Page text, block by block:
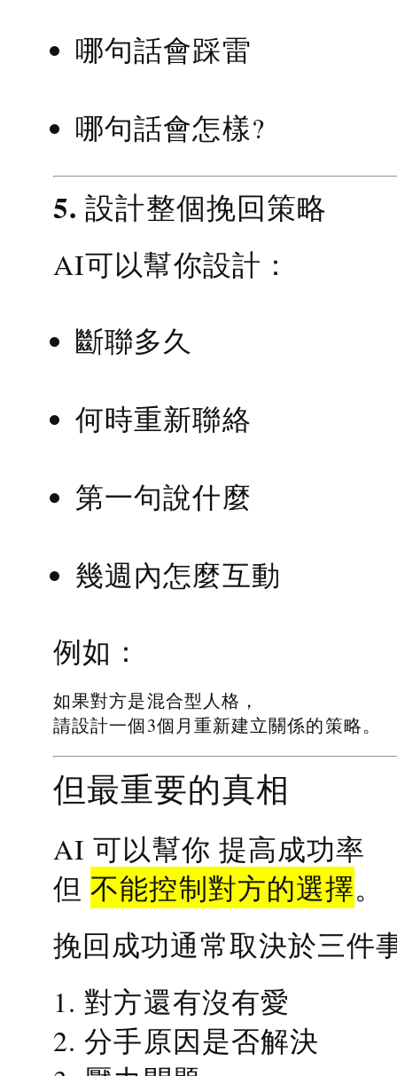
哪句話會踩雷
哪句話會怎樣?
5. 設計整個挽回策略
AI可以幫你設計：
斷聯多久
何時重新聯絡
第一句說什麼
幾週內怎麼互動
例如：
如果對方是混合型人格，
請設計一個3個月重新建立關係的策略。
但最重要的真相
AI 可以幫你 提高成功率
但不能控制對方的選擇。
挽回成功通常取決於三件
1. 對方還有沒有愛
2. 分手原因是否解決